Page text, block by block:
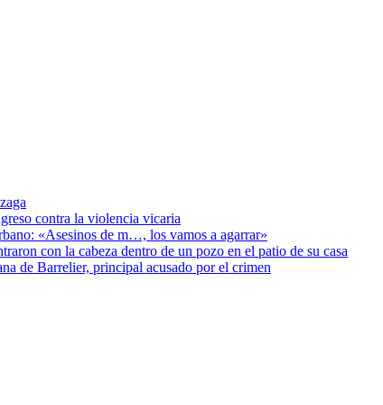
contra la violencia vicaria
«Asesinos de m…, los vamos a agarrar»
con la cabeza dentro de un pozo en el patio de su casa
de Barrelier, principal acusado por el crimen